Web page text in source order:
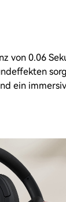
von 0.06
ein